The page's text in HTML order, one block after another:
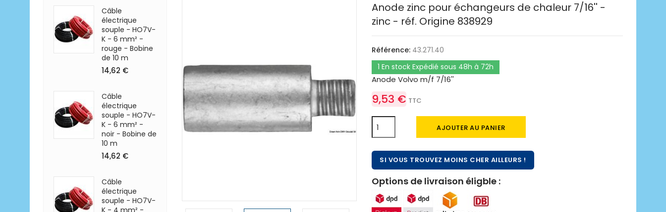
Câble
électrique
souple - HO7V-
K - 6 mm² -
rouge - Bobine
de 10 m
14,62 €
Câble
électrique
souple - HO7V-
K - 6 mm² -
noir - Bobine de
10 m
14,62 €
Câble
électrique
souple - HO7V-
K - 4 mm² -
Anode zinc pour échangeurs de chaleur 7/16'' -
zinc - réf. Origine 838929
Référence: 43.271.40
1 En stock Expédié sous 48h à 72h
Anode Volvo m/f 7/16''
9,53 € TTC
AJOUTER AU PANIER
SI VOUS TROUVEZ MOINS CHER AILLEURS !
Options de livraison éligble :